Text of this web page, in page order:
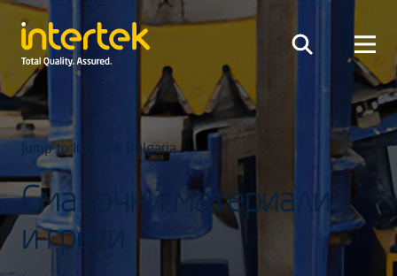
Jump to Intertek Bulgaria
Смазочни материали
и греси